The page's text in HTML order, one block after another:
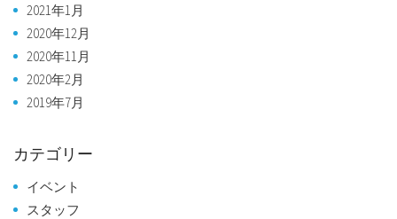
2021年1月
2020年12月
2020年11月
2020年2月
2019年7月
カテゴリー
イベント
スタッフ